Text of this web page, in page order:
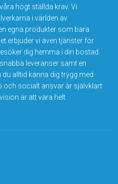
högt ställda krav. Vi
i världen av
egna produkter som bara
erbjuder vi även tjänster för
dig hemma i din bostad.
leveranser samt en
alltid känna dig trygg med
och socialt ansvar är självklart
är att vara helt